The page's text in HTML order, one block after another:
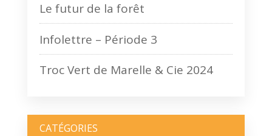
Le futur de la forêt
Infolettre – Période 3
Troc Vert de Marelle & Cie 2024
CATÉGORIES